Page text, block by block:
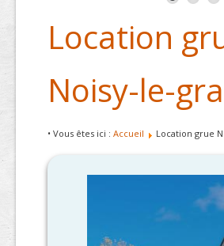
Location
Noisy-le-
• Vous êtes ici : Accueil Location grue